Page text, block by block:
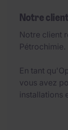
Notre
Notre client
Pétrochimie.
En tant
vous avez
installations